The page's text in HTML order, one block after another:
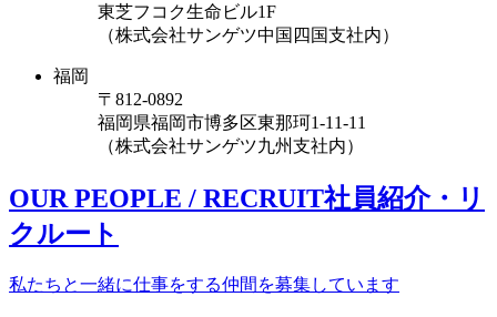
東芝フコク生命ビル1F
（株式会社サンゲツ中国四国支社内）
福岡
〒812-0892
福岡県福岡市博多区東那珂1-11-11
（株式会社サンゲツ九州支社内）
OUR PEOPLE / RECRUIT社員紹介・リ
クルート
私たちと一緒に仕事をする仲間を募集しています